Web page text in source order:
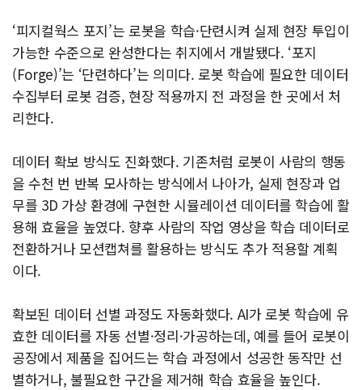
‘피지컬웍스 포지’는 로봇을 학습·단련시켜 실제 현장 투입이
가능한 수준으로 완성한다는 취지에서 개발됐다. ‘포지
(Forge)’는 ‘단련하다’는 의미다. 로봇 학습에 필요한 데이터
수집부터 로봇 검증, 현장 적용까지 전 과정을 한 곳에서 처
리한다.
데이터 확보 방식도 진화했다. 기존처럼 로봇이 사람의 행동
을 수천 번 반복 모사하는 방식에서 나아가, 실제 현장과 업
무를 3D 가상 환경에 구현한 시뮬레이션 데이터를 학습에 활
용해 효율을 높였다. 향후 사람의 작업 영상을 학습 데이터로
전환하거나 모션캡쳐를 활용하는 방식도 추가 적용할 계획
이다.
확보된 데이터 선별 과정도 자동화했다. AI가 로봇 학습에 유
효한 데이터를 자동 선별·정리·가공하는데, 예를 들어 로봇이
공장에서 제품을 집어드는 학습 과정에서 성공한 동작만 선
별하거나, 불필요한 구간을 제거해 학습 효율을 높인다.